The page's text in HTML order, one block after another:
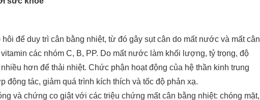
để duy trì cân bằng nhiệt, từ đó gây sụt cân do mất nước và mất cân
các nhóm C, B, PP. Do mất nước làm khối lượng, tỷ trọng, độ
hơn để thải nhiệt. Chức phận hoạt động của hệ thần kinh trung
tác, giảm quá trình kích thích và tốc độ phản xạ.
và chứng co giật với các triệu chứng mất cân bằng nhiệt: chóng mặt,